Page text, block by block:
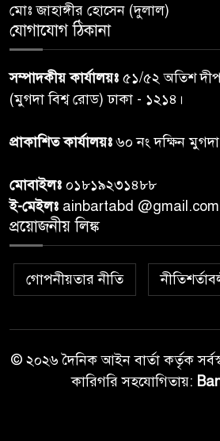
পেশ
তদন্ত শেষ
৭
রাতের
ঝড়বৃষ্টির
৮
প্রধানমন্ত্রীর
উপহার
৯
২০ আগস্ট
১০
মোঃ জাহাঙ্গীর হোসেন (দুলাল)
যোগাযোগ ঠিকানা
সম্পাদকীয় কার্যালয়ঃ ৫১/৫২ অতিশ
(মুগদা বিশ্ব রোড) ঢাকা - ১২১৪।
প্রাকাশিত কার্যালয়ঃ৬০ নং দক্ষিন
মোবাইলঃ ০১৮১৯২৩১৪৮৮
ই-মেইলঃ ainbartabd @gmail.com
প্রয়োজনীয় লিঙ্ক
গোপনীয়তার নীতি
© ২০২৬ দৈনিক আইন বার্তা কর্তৃক
কারিগরি সহযোগিতায়: